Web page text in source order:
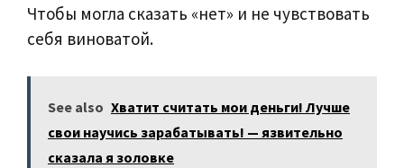
Чтобы могла сказать «нет» и не чувствовать
себя виноватой.
See also Хватит считать мои деньги! Лучше
свои научись зарабатывать! — язвительно
сказала я золовке